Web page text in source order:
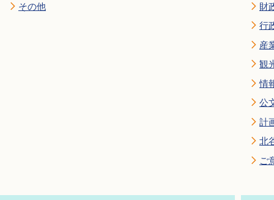
その他
財
行
産
観
情
公
計
北
ご